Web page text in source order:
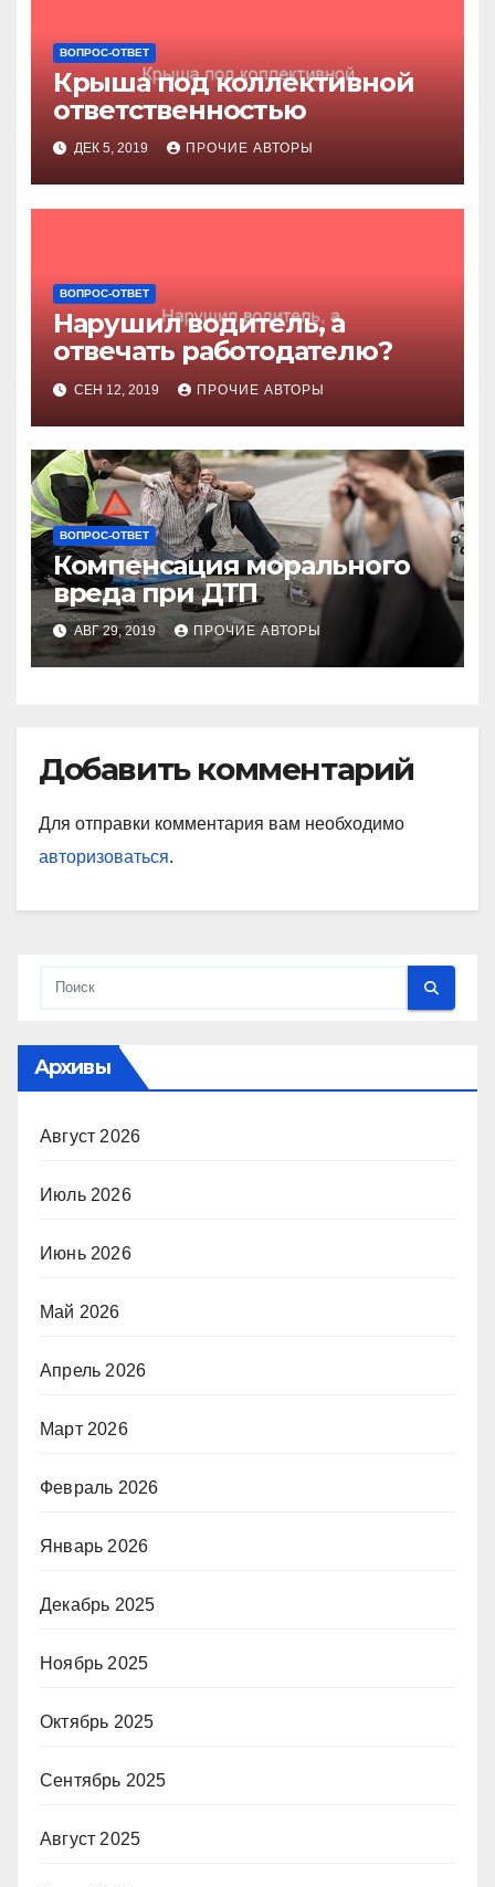
ВОПРОС-ОТВЕТ
Крыша под коллективной
ответственностью
ДЕК 5, 2019 ПРОЧИЕ АВТОРЫ
ВОПРОС-ОТВЕТ
Нарушил водитель, а
отвечать работодателю?
СЕН 12, 2019 ПРОЧИЕ АВТОРЫ
ВОПРОС-ОТВЕТ
Компенсация морального
вреда при ДТП
АВГ 29, 2019 ПРОЧИЕ АВТОРЫ
Добавить комментарий
Для отправки комментария вам необходимо
авторизоваться.
Архивы
Август 2026
Июль 2026
Июнь 2026
Май 2026
Апрель 2026
Март 2026
Февраль 2026
Январь 2026
Декабрь 2025
Ноябрь 2025
Октябрь 2025
Сентябрь 2025
Август 2025